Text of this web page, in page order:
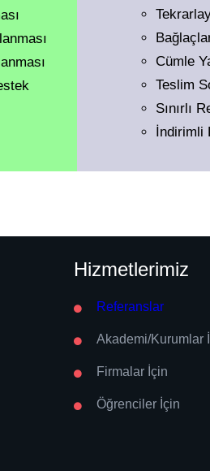
Cümle
Teslim
Sınırlı
İndirimli
Hizmetlerimiz
Referanslar
Akademi/Kurumlar
Firmalar İçin
Öğrenciler İçin